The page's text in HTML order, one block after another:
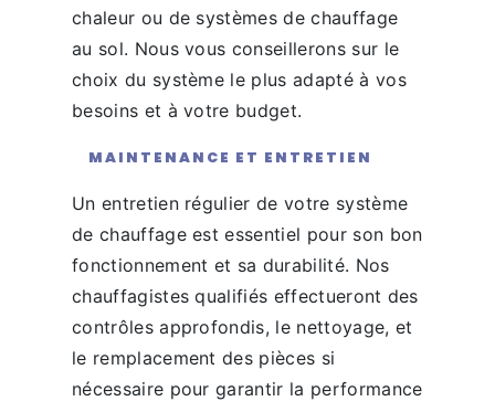
chaleur ou de systèmes de chauffage
au sol. Nous vous conseillerons sur le
choix du système le plus adapté à vos
besoins et à votre budget.
MAINTENANCE ET ENTRETIEN
Un entretien régulier de votre système
de chauffage est essentiel pour son bon
fonctionnement et sa durabilité. Nos
chauffagistes qualifiés effectueront des
contrôles approfondis, le nettoyage, et
le remplacement des pièces si
nécessaire pour garantir la performance